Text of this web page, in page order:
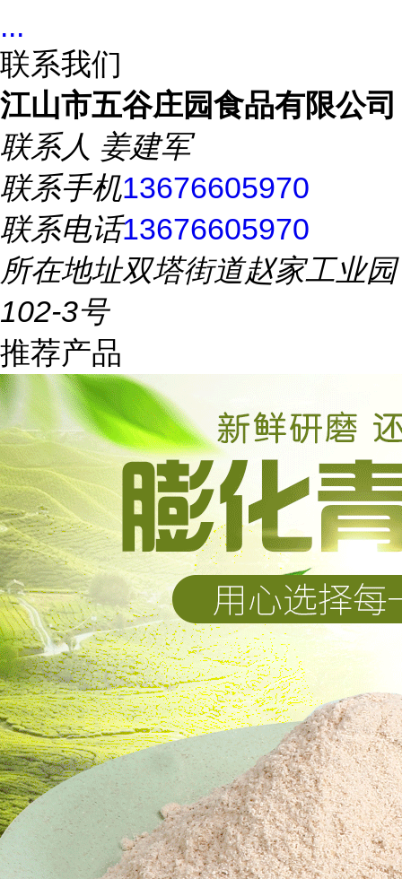
...
联系我们
江山市五谷庄园食品有限公司
联系人 姜建军
联系手机13676605970
联系电话13676605970
所在地址双塔街道赵家工业园
102-3号
推荐产品